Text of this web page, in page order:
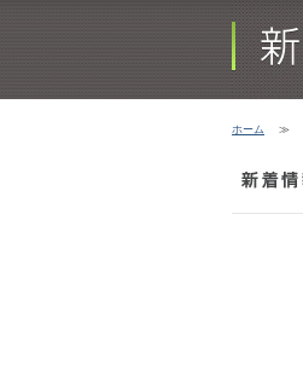
ホーム ≫